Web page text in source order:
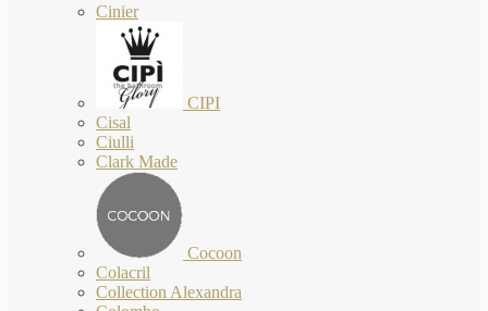
Cinier
CIPI
Cisal
Ciulli
Clark Made
Cocoon
Colacril
Collection Alexandra